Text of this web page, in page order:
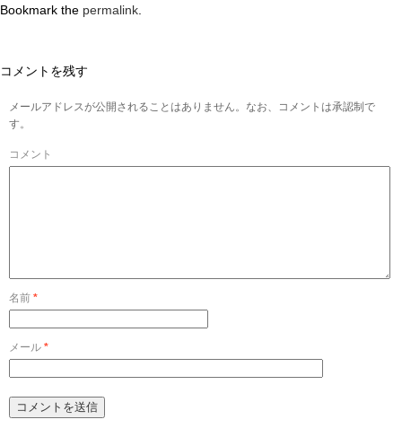
Bookmark the permalink.
コメントを残す
メールアドレスが公開されることはありません。なお、コメントは承認制で
す。
コメント
名前 *
メール *